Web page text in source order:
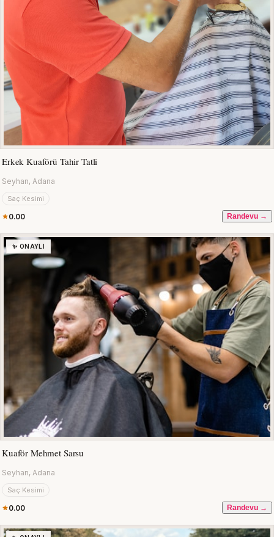
Erkek Kuaförü Tahir Tatli
Seyhan, Adana
Saç Kesimi
0.00 Randevu →
✨ ONAYLI
Kuaför Mehmet Sarsu
Seyhan, Adana
Saç Kesimi
0.00 Randevu →